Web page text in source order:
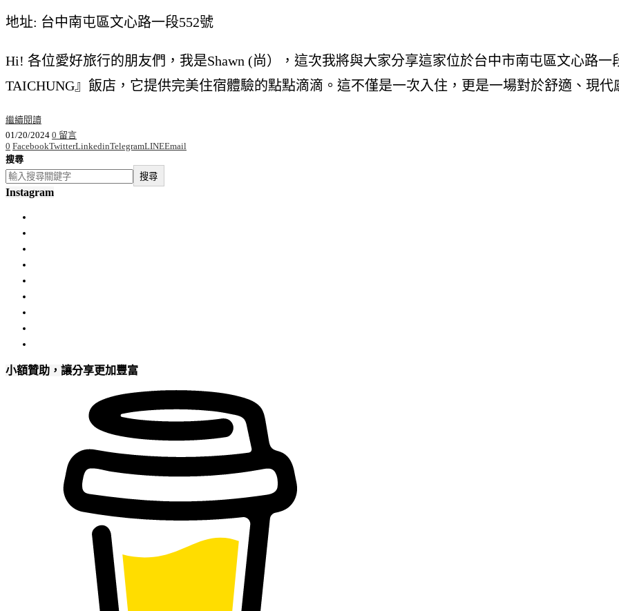
地址: 台中南屯區文心路一段552號
Hi! 各位愛好旅行的朋友們，我是Shawn (尚），這次我將與大家分享這家位於台中市南屯區文心路一
TAICHUNG』飯店，它提供完美住宿體驗的點點滴滴。這不僅是一次入住，更是一場對於舒適、現代
繼續閱讀
01/20/2024 0 留言
0 FacebookTwitterLinkedinTelegramLINEEmail
搜尋
搜尋
Instagram
小額贊助，讓分享更加豐富